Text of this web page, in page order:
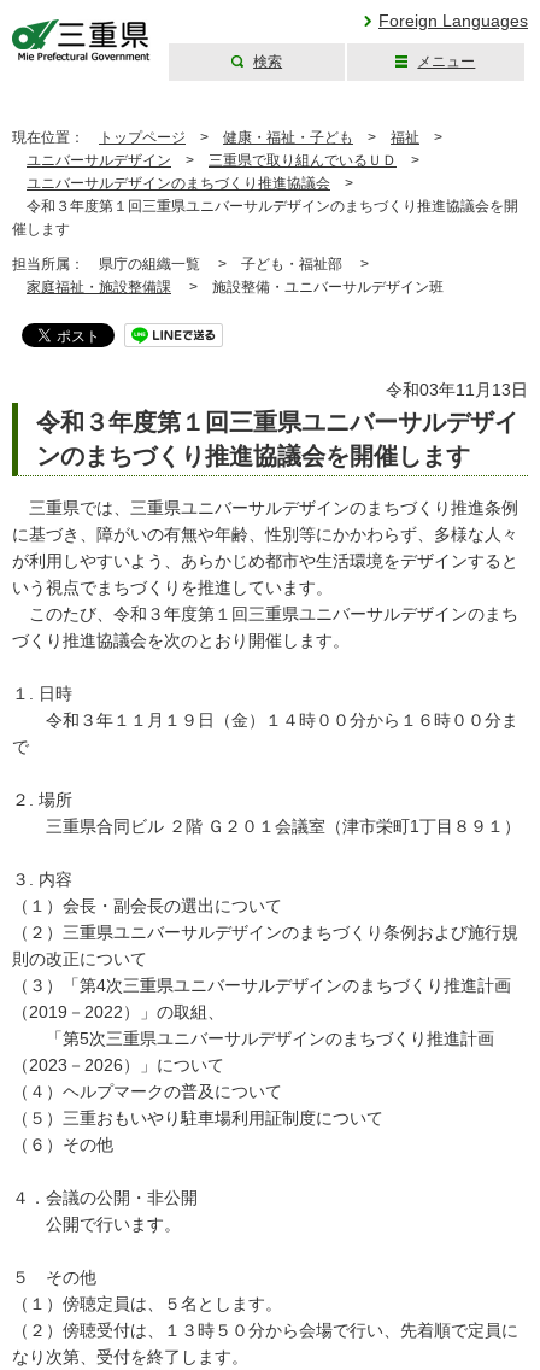
Foreign Languages
検索 メニュー
現在位置： トップページ > 健康・福祉・子ども > 福祉 >
ユニバーサルデザイン > 三重県で取り組んでいるＵＤ
>
ユニバーサルデザインのまちづくり推進協議会 >
令和３年度第１回三重県ユニバーサルデザインのまちづくり推進協議会を開
催します
担当所属： 県庁の組織一覧 > 子ども・福祉部 >
家庭福祉・施設整備課 > 施設整備・ユニバーサルデザイン班
令和03年11月13日
令和３年度第１回三重県ユニバーサルデザイ
ンのまちづくり推進協議会を開催します
三重県では、三重県ユニバーサルデザインのまちづくり推進条例
に基づき、障がいの有無や年齢、性別等にかかわらず、多様な人々
が利用しやすいよう、あらかじめ都市や生活環境をデザインすると
いう視点でまちづくりを推進しています。
このたび、令和３年度第１回三重県ユニバーサルデザインのまち
づくり推進協議会を次のとおり開催します。
１. 日時
令和３年１１月１９日（金）１４時００分から１６時００分ま
で
２. 場所
三重県合同ビル ２階 Ｇ２０１会議室（津市栄町1丁目８９１）
３. 内容
（１）会長・副会長の選出について
（２）三重県ユニバーサルデザインのまちづくり条例および施行規
則の改正について
（３）「第4次三重県ユニバーサルデザインのまちづくり推進計画
（2019－2022）」の取組、
「第5次三重県ユニバーサルデザインのまちづくり推進計画
（2023－2026）」について
（４）ヘルプマークの普及について
（５）三重おもいやり駐車場利用証制度について
（６）その他
４．会議の公開・非公開
公開で行います。
５ その他
（１）傍聴定員は、５名とします。
（２）傍聴受付は、１３時５０分から会場で行い、先着順で定員に
なり次第、受付を終了します。